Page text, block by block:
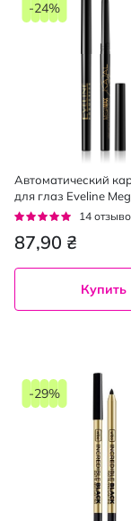
Автоматический
для глаз Eveline
Kajal черный 4 г
Рейтинг:
14
87,90 ₴
-24%
Купить
-29%